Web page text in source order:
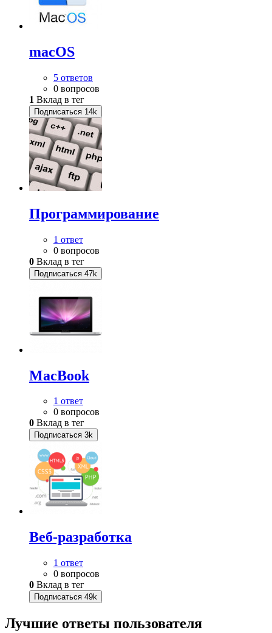
macOS
5 ответов
0 вопросов
1 Вклад в тег
Подписаться 14k
Программирование
1 ответ
0 вопросов
0 Вклад в тег
Подписаться 47k
MacBook
1 ответ
0 вопросов
0 Вклад в тег
Подписаться 3k
Веб-разработка
1 ответ
0 вопросов
0 Вклад в тег
Подписаться 49k
Лучшие ответы пользователя